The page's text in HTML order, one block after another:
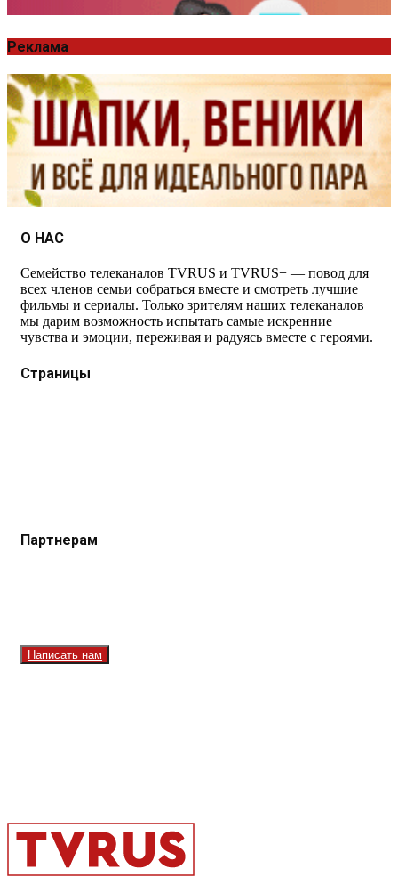
Реклама
О НАС
Семейство телеканалов TVRUS и TVRUS+ — повод для
всех членов семьи собраться вместе и смотреть лучшие
фильмы и сериалы. Только зрителям наших телеканалов
мы дарим возможность испытать самые искренние
чувства и эмоции, переживая и радуясь вместе с героями.
Страницы
Партнерам
Написать нам